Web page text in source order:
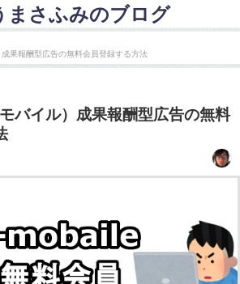
まさふみのブログ
果報酬型広告の無料会員登録する方法
バイル）成果報酬型広告の無料